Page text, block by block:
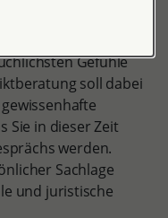
ausgetragen
Gefühle
soll dabei
Sie in dieser Zeit
werden.
Sachlage
und juristische